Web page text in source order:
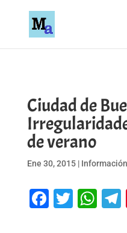
Ciudad de
de verano
Ene 30, 2015|